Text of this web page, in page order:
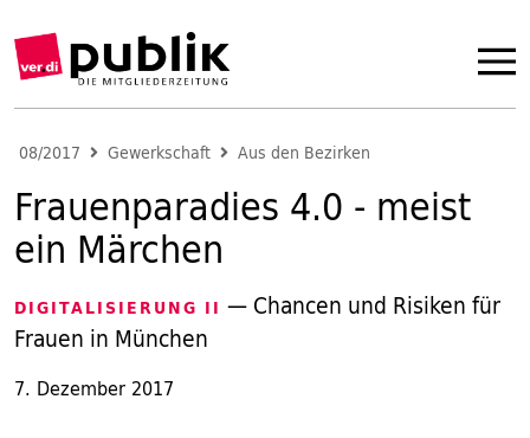
08/2017 Gewerkschaft Aus den Bezirken
Frauenparadies 4.0 - meist
ein Märchen
DIGITALISIERUNG II — Chancen und Risiken für
Frauen in München
7. Dezember 2017